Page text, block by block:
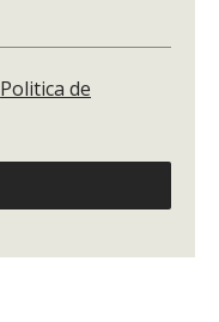
Politica de